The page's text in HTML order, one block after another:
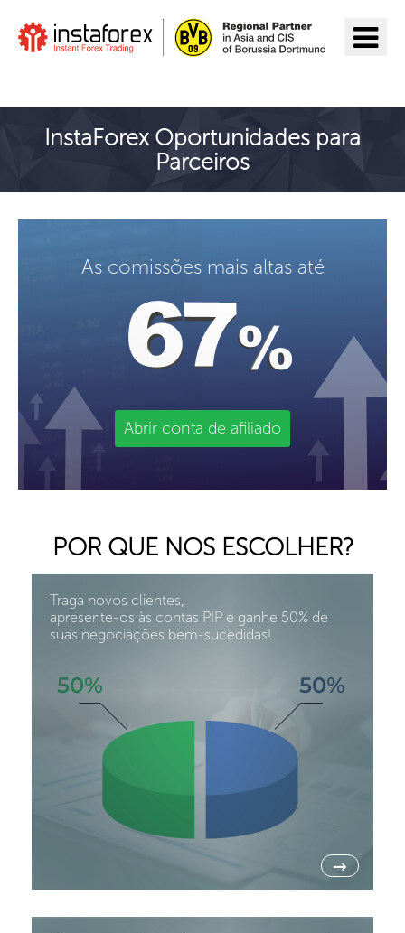
InstaForex Oportunidades para
Parceiros
As comissões mais altas até
Abrir conta de afiliado
POR QUE NOS ESCOLHER?
Traga novos clientes,
apresente-os às contas PIP e ganhe 50% de
suas negociações bem-sucedidas!
→